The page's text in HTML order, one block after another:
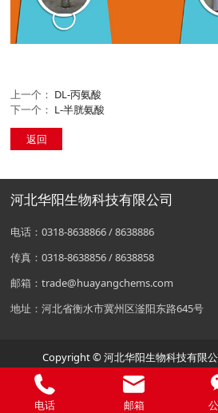
上一个： DL-丙氨酸
下一个： L-半胱氨酸
返回
河北华阳生物科技有限公司
电话：0318-8638866 / 8638886
传真：0318-8638856 / 8638858
邮箱：trade@huayangchems.com
地址：河北省衡水市冀州区滏阳东路645号
Copyright © 河北华阳生物科技有限
电话 邮箱